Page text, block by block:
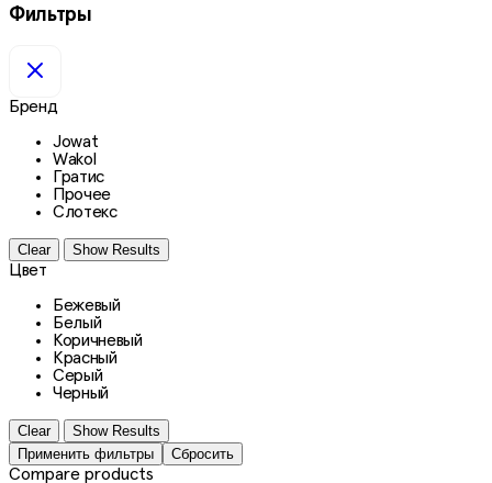
Фильтры
Бренд
Jowat
Wakol
Гратис
Прочее
Слотекс
Clear Show Results
Цвет
Бежевый
Белый
Коричневый
Красный
Серый
Черный
Clear
Show Results
Применить фильтры
Сбросить
Compare products